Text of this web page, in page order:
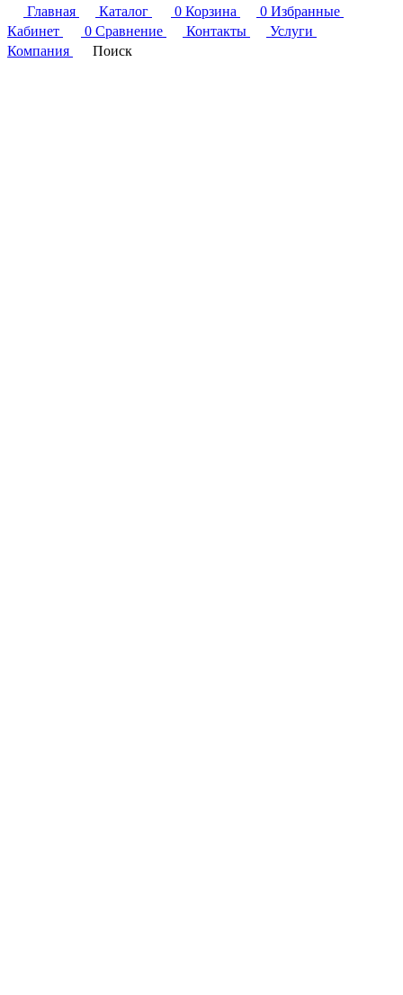
Главная
Каталог 0 Корзина 0 Избранные
Кабинет
0 Сравнение Контакты
Услуги
Компания
Поиск